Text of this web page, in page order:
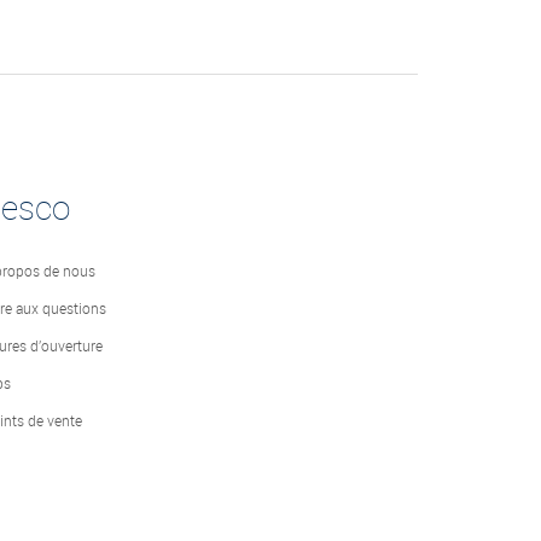
de nous
aux questions
d’ouverture
de vente